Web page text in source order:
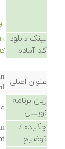
لینک دانلود
کد آماده
عنوان اصلی
زبان برنامه
نویسی
چکیده /
توضیح